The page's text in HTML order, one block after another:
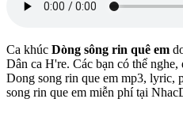
Ca khúc Dòng sông rin quê em
Dân ca H're. Các bạn có thể
Dong song rin que em mp3,
song rin que em miễn phí tại